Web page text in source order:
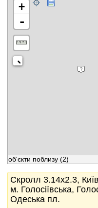
+
-
об'єкти поблизу (2)
Скролл 3.14x2.3,
м. Голосіївська,
Одеська пл.